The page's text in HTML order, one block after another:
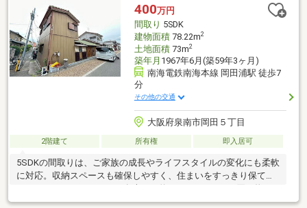
400万円
間取り 5SDK
建物面積78.22m2
土地面積73m2
築年月 1967年6月(築59年3ヶ月)
南海電鉄南海本線 岡田浦駅 徒歩7
分
その他の交通
大阪府泉南市岡田５丁目
2階建て 所有権 即入居可
5SDKの間取りは、ご家族の成長やライフスタイルの変化にも柔軟
に対応。収納スペースも確保しやすく、住まいをすっきり保てま
快適です♪